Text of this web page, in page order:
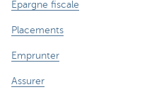
Epargne fiscale
Placements
Emprunter
Assurer